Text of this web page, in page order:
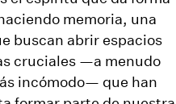
memoria, una
buscan abrir espacios
cruciales —a menudo
incómodo— que han